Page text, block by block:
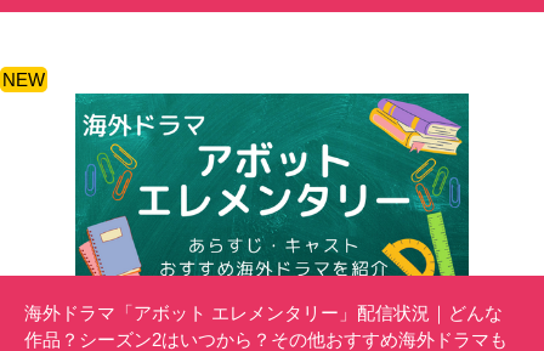
NEW
海外ドラマ「アボット エレメンタリー」配信状況｜どんな
作品？シーズン2はいつから？その他おすすめ海外ドラマも